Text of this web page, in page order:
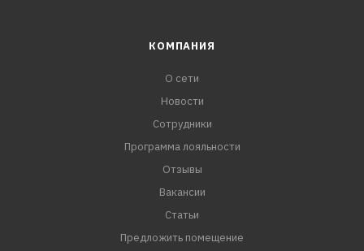
КОМПАНИЯ
О сети
Новости
Сотрудники
Программа лояльности
Отзывы
Вакансии
Статьи
Предложить помещение